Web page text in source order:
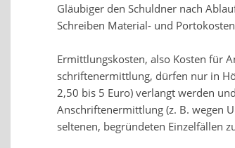
Gläubiger den Schuldner nach
Schreiben Material- und
Ermittlungskosten, also Ko­sten für
schrif­ten­er­mittlung, dürfen nur in
2,50 bis 5 Euro) verlangt werden
Anschriftenermittlung (z. B. wegen
seltenen, begründe­ten Einzel­fällen